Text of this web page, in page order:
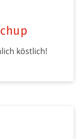
köstlich!